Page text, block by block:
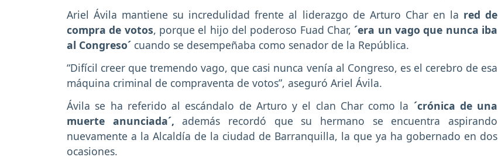
Ariel Ávila mantiene su incredulidad frente al liderazgo de Arturo Char en la red de
compra de votos, porque el hijo del poderoso Fuad Char,´era un vago que nunca iba
al Congreso´ cuando se desempeñaba como senador de la República.
“Difícil creer que tremendo vago, que casi nunca venía al Congreso, es el cerebro de esa
máquina criminal de compraventa de votos”, aseguró Ariel Ávila.
Ávila se ha referido al escándalo de Arturo y el clan Char como la ´crónica de una
muerte anunciada´, además recordó que su hermano se encuentra aspirando
nuevamente a la Alcaldía de la ciudad de Barranquilla, la que ya ha gobernado en dos
ocasiones.